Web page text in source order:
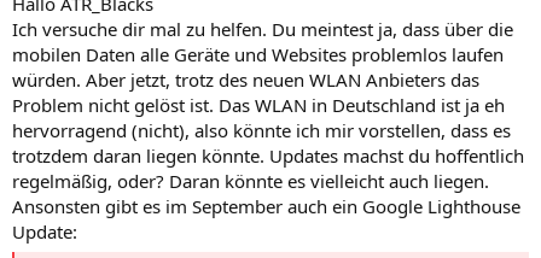
Ich versuche dir mal zu helfen. Du meintest ja, dass über die
mobilen Daten alle Geräte und Websites problemlos laufen
würden. Aber jetzt, trotz des neuen WLAN Anbieters das
Problem nicht gelöst ist. Das WLAN in Deutschland ist ja eh
hervorragend (nicht), also könnte ich mir vorstellen, dass es
trotzdem daran liegen könnte. Updates machst du hoffentlich
regelmäßig, oder? Daran könnte es vielleicht auch liegen.
Ansonsten gibt es im September auch ein Google Lighthouse
Update: